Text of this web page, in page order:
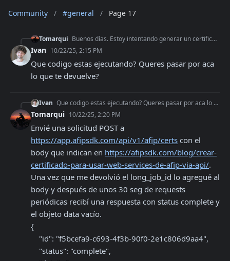
Community / #general / Page 17
Tomarqui Buenos días. Estoy intentando generar un certificado de ARCA, el WS responde complete pero sin data
Ivan 10/22/25, 2:15 PM
Que codigo estas ejecutando? Queres pasar por aca
lo que te devuelve?
Ivan Que codigo estas ejecutando? Queres pasar por aca lo que te devuelve?
Tomarqui 10/22/25, 2:20 PM
https://app.afipsdk.com/api/v1/afip/certs con el
body que indican en https://afipsdk.com/blog/crear-
certificado-para-usar-web-services-de-afip-via-api/.
Una vez que me devolvió el long_job_id lo agregué al
body y después de unos 30 seg de requests
periódicas recibí una respuesta con status complete y
el objeto data vacío.
{